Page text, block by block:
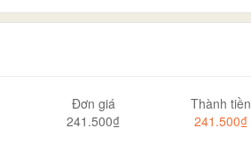
Đơn giá
241.500₫
Thành tiền
241.500₫